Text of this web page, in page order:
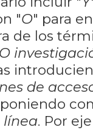
"O" para
de los
de
poniendo
línea. Por